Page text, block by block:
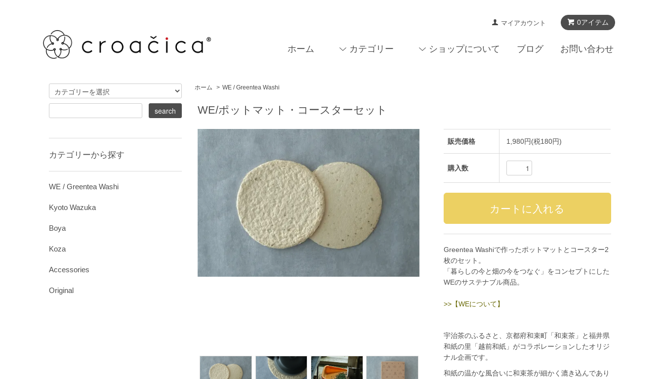
0アイテム
マイアカウント
ホーム カテゴリー ショップについて ブログ お問い合わせ
ホーム > WE / Greentea Washi
WE/ポットマット・コースターセット
販売価格 1,980円(税180円)
購入数
Greentea Washiで作ったポットマットとコースター2
枚のセット。
「暮らしの今と畑の今をつなぐ」をコンセプトにした
WEのサステナブル商品。
>>【WEについて】
宇治茶のふるさと、京都府和束町「和束茶」と福井県
和紙の里「越前和紙」がコラボレーションしたオリジ
ナル企画です。
和紙の温かな風合いに和束茶が細かく漉き込んであり
カテゴリーから探す
WE / Greentea Washi
Kyoto Wazuka
Boya
Koza
Accessories
Original